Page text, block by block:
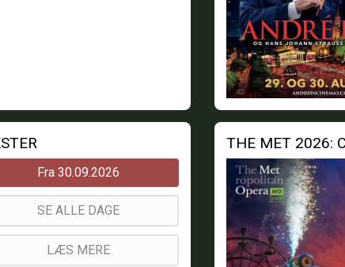
Fra 30.09.2026
SE ALLE DAGE
LÆS MERE
THE MET 2026: